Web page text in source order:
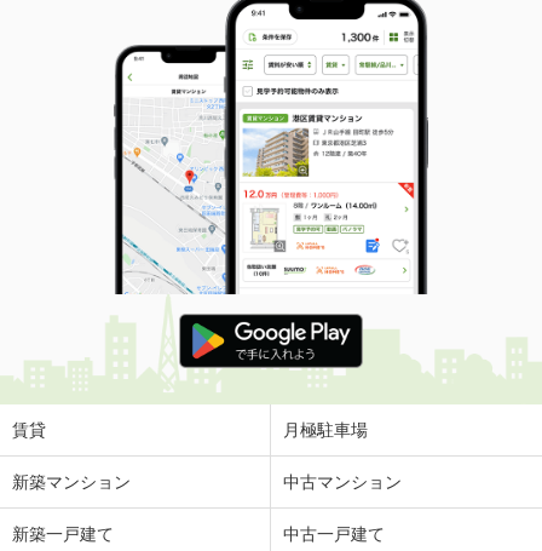
賃貸 月極駐車場
新築マンション 中古マンション
新築一戸建て 中古一戸建て